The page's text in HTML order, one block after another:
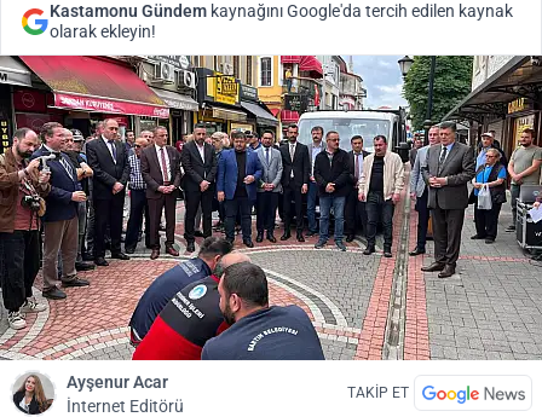
Kastamonu Gündem kaynağını Google'da tercih edilen kaynak
olarak ekleyin!
Ayşenur Acar
İnternet Editörü
TAKİP ET